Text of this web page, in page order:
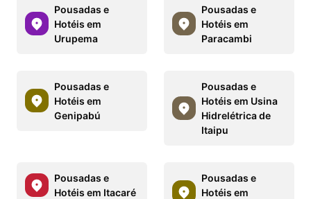
Pousadas e
Hotéis em
Urupema
Pousadas e
Hotéis em
Paracambi
Pousadas e
Hotéis em
Genipabú
Pousadas e
Hotéis em Usina
Hidrelétrica de
Itaipu
Pousadas e
Hotéis em Itacaré
Pousadas e
Hotéis em